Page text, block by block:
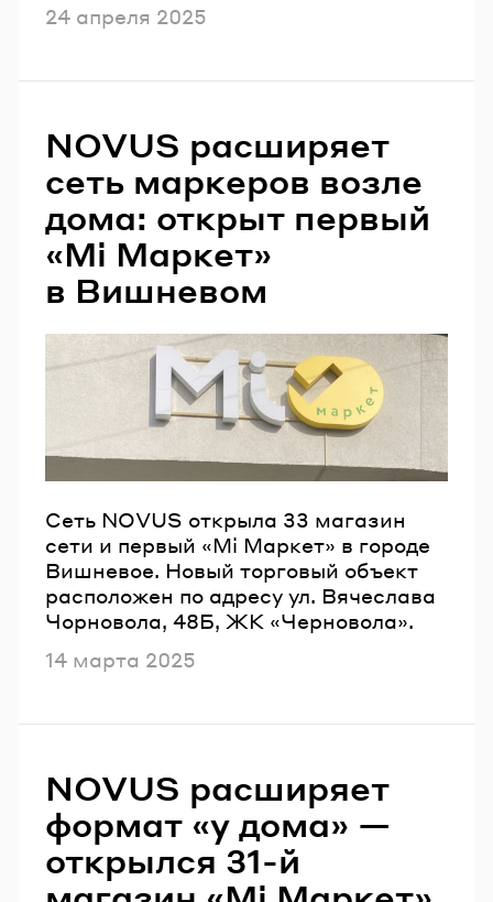
Опубликовано
24 апреля 2025
NOVUS расширяет
сеть маркеров возле
дома: открыт первый
«Мі Маркет»
в Вишневом
Сеть NOVUS открыла 33 магазин
сети и первый «Мі Маркет» в городе
Вишневое. Новый торговый объект
расположен по адресу ул. Вячеслава
Чорновола, 48Б, ЖК «Черновола».
Опубликовано
14 марта 2025
NOVUS расширяет
формат «у дома» —
открылся 31-й